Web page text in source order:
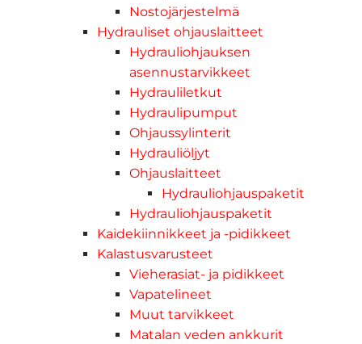
Nostojärjestelmä
Hydrauliset ohjauslaitteet
Hydrauliohjauksen
asennustarvikkeet
Hydrauliletkut
Hydraulipumput
Ohjaussylinterit
Hydrauliöljyt
Ohjauslaitteet
Hydrauliohjauspaketit
Hydrauliohjauspaketit
Kaidekiinnikkeet ja -pidikkeet
Kalastusvarusteet
Vieherasiat- ja pidikkeet
Vapatelineet
Muut tarvikkeet
Matalan veden ankkurit